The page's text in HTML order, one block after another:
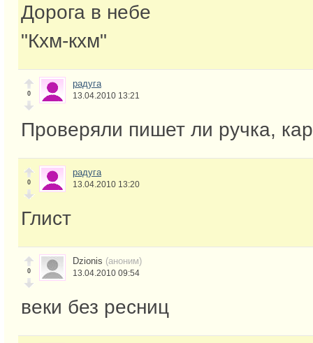
Дорога в небе
"Кхм-кхм"
0
радуга
13.04.2010 13:21
Проверяли пишет ли ручка,
0
радуга
13.04.2010 13:20
Глист
0
Dzionis (аноним)
13.04.2010 09:54
веки без ресниц